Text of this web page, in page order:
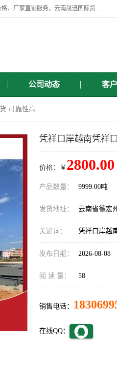
云南晟迅国际货运代理有限公司提供瑞丽口岸、磨憨口岸、腾冲口岸报关、报检，缅甸、老挝物流清关报价、价格、厂家直销服务，云南晟迅国际货运代理有限公司，由一支精通业务、经验丰富、责任心强的专业团队组建于,云南晟迅国际货运代理有限公司商铺。
公司动态 客
可靠性高
凭祥口岸越南凭祥
价格：￥ 2800.00
产品数量： 9999.00吨
发货地址： 云南省德宏
关键词： 凭祥口岸越
发布日期： 2026-08-08
阅 读 量： 58
销售电话：
在线QQ：